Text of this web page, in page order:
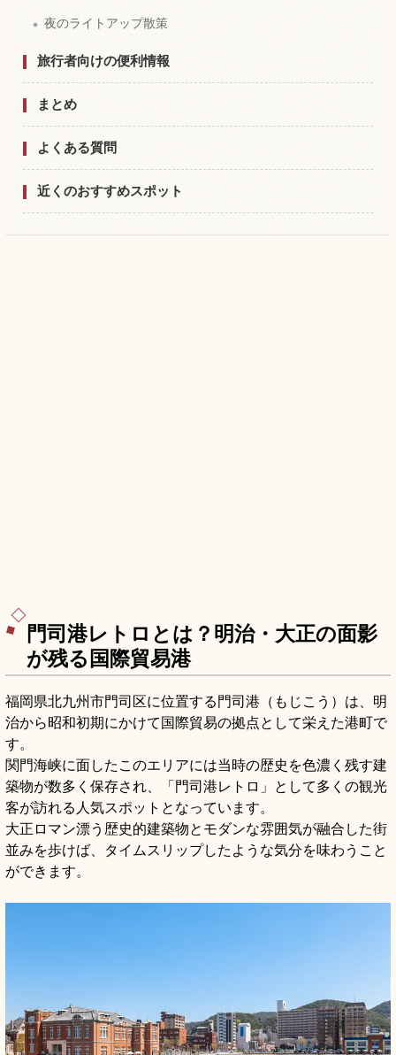
夜のライトアップ散策
旅行者向けの便利情報
まとめ
よくある質問
近くのおすすめスポット
門司港レトロとは？明治・大正の面影
が残る国際貿易港
福岡県北九州市門司区に位置する門司港（もじこう）は、明
治から昭和初期にかけて国際貿易の拠点として栄えた港町で
す。
関門海峡に面したこのエリアには当時の歴史を色濃く残す建
築物が数多く保存され、「門司港レトロ」として多くの観光
客が訪れる人気スポットとなっています。
大正ロマン漂う歴史的建築物とモダンな雰囲気が融合した街
並みを歩けば、タイムスリップしたような気分を味わうこと
ができます。